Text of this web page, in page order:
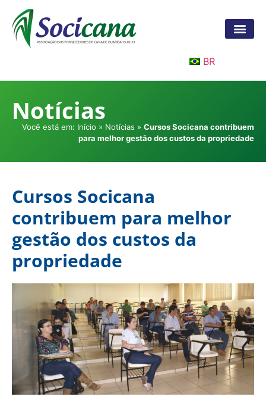
BR
Notícias
Você está em: Início » Notícias » Cursos Socicana contribuem
para melhor gestão dos custos da propriedade
Cursos Socicana
contribuem para melhor
gestão dos custos da
propriedade